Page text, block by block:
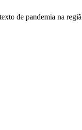
de pandemia na